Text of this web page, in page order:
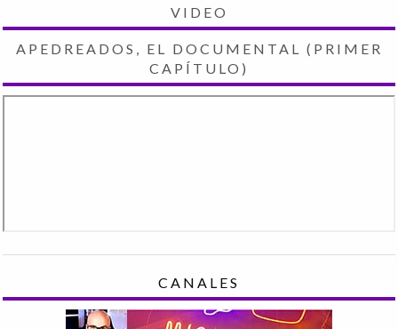
VIDEO
APEDREADOS, EL DOCUMENTAL (PRIMER
CAPÍTULO)
CANALES